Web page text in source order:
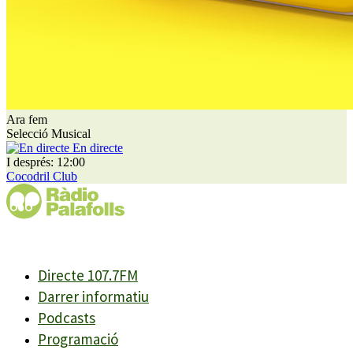
Ara fem
Selecció Musical
En directe
I després: 12:00
Cocodril Club
Directe 107.7FM
Darrer informatiu
Podcasts
Programació